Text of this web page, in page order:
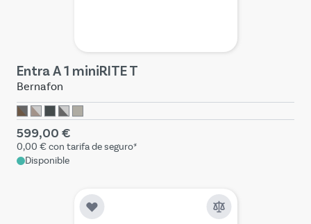
Entra A 1 miniRITE T
Bernafon
599,00 €
0,00 €con tarifa de seguro*
Disponible